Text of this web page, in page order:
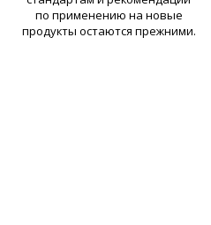
по применению на новые
продукты остаются прежними.